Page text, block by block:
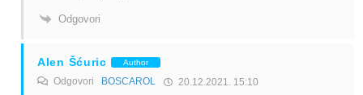
Odgovori
Alen Šćuric Author
Odgovori BOSCAROL 20.12.2021. 15:10